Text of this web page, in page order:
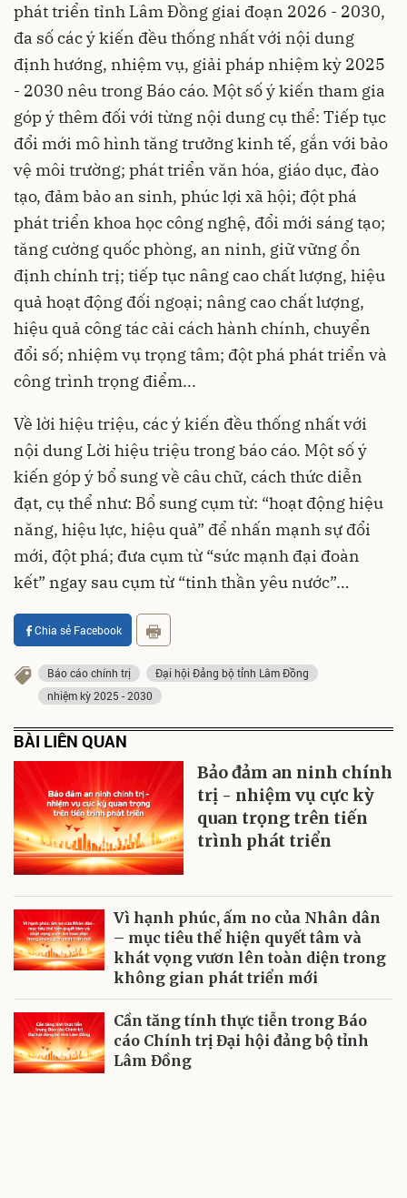
phát triển tỉnh Lâm Đồng giai đoạn 2026 - 2030,
đa số các ý kiến đều thống nhất với nội dung
định hướng, nhiệm vụ, giải pháp nhiệm kỳ 2025
- 2030 nêu trong Báo cáo. Một số ý kiến tham gia
góp ý thêm đối với từng nội dung cụ thể: Tiếp tục
đổi mới mô hình tăng trưởng kinh tế, gắn với bảo
vệ môi trường; phát triển văn hóa, giáo dục, đào
tạo, đảm bảo an sinh, phúc lợi xã hội; đột phá
phát triển khoa học công nghệ, đổi mới sáng tạo;
tăng cường quốc phòng, an ninh, giữ vững ổn
định chính trị; tiếp tục nâng cao chất lượng, hiệu
quả hoạt động đối ngoại; nâng cao chất lượng,
hiệu quả công tác cải cách hành chính, chuyển
đổi số; nhiệm vụ trọng tâm; đột phá phát triển và
công trình trọng điểm...
Về lời hiệu triệu, các ý kiến đều thống nhất với
nội dung Lời hiệu triệu trong báo cáo. Một số ý
kiến góp ý bổ sung về câu chữ, cách thức diễn
đạt, cụ thể như: Bổ sung cụm từ: “hoạt động hiệu
năng, hiệu lực, hiệu quả” để nhấn mạnh sự đổi
mới, đột phá; đưa cụm từ “sức mạnh đại đoàn
kết” ngay sau cụm từ “tinh thần yêu nước”…
Chia sẻ Facebook
Báo cáo chính trị
Đại hội Đảng bộ tỉnh Lâm Đồng
nhiệm kỳ 2025 - 2030
BÀI LIÊN QUAN
Bảo đảm an ninh chính
trị - nhiệm vụ cực kỳ
quan trọng trên tiến
trình phát triển
Vì hạnh phúc, ấm no của Nhân dân
– mục tiêu thể hiện quyết tâm và
khát vọng vươn lên toàn diện trong
không gian phát triển mới
Cần tăng tính thực tiễn trong Báo
cáo Chính trị Đại hội đảng bộ tỉnh
Lâm Đồng